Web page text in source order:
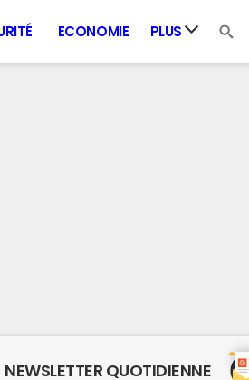
ECONOMIE PLUS
NEWSLETTER QUOTIDIENNE